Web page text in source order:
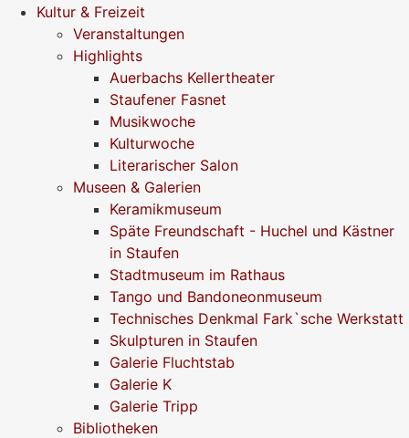
Kultur & Freizeit
Veranstaltungen
Highlights
Auerbachs Kellertheater
Staufener Fasnet
Musikwoche
Kulturwoche
Literarischer Salon
Museen & Galerien
Keramikmuseum
Späte Freundschaft - Huchel und Kästner
in Staufen
Stadtmuseum im Rathaus
Tango und Bandoneonmuseum
Technisches Denkmal Fark`sche Werkstatt
Skulpturen in Staufen
Galerie Fluchtstab
Galerie K
Galerie Tripp
Bibliotheken